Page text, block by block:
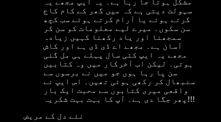
مشکل ہوتا جا رہا ہے۔ یہ ایپ مجھے یہ
سہولت دیتی ہے کہ میں گھر کے کام کاج
کرتے ہوئے یا آرام کرتے ہوئے سب کچھ
سن سکوں۔ میرے لیے معلومات کو سن کر
سمجھنا اور یاد رکھنا کہیں زیادہ
آسان ہے۔ مجھے اے ڈی ڈی ہے اور کاش
مجھے یہ ایپ کئی سال پہلے ہی مل گئی
ہوتی۔ لیکن اب آخرکار میں وہ کتابیں
سن پا رہا ہوں جو میں نے برسوں سے
سنبھال کر رکھی ہوئی تھیں۔ اس ایپ نے
واقعی میری کتابوں سے محبت ایک بار
پھر جگا دی ہے۔ آپ کا بہت بہت شکریہ!!!
نئے دل کے مریض